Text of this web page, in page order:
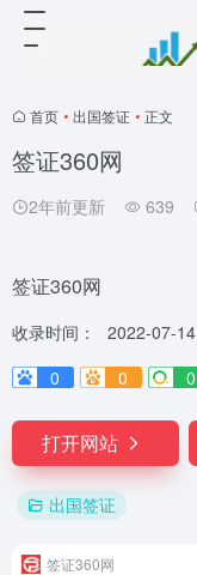
首页 • 出国签证 • 正文
签证360网
2年前更新 639
签证360网
收录时间：
2022-07-14
0
0 0
打开网站
出国签证
签证360网